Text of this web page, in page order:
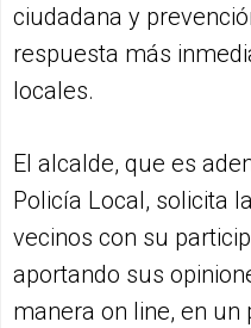
ciudadana y
respuesta más
locales.
El alcalde, que es
Policía Local, solicita
vecinos con su
aportando sus
manera on line, en